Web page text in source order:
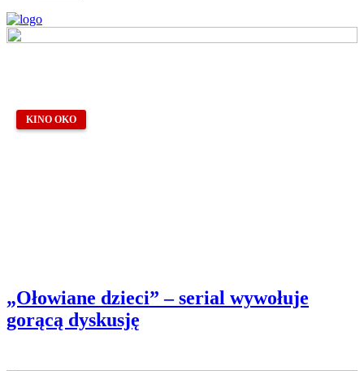
KINO OKO
„Ołowiane dzieci” – serial wywołuje
gorącą dyskusję